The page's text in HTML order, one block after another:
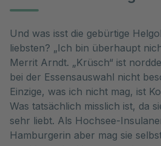
Und was isst die gebürtige
liebsten? „Ich bin überhaupt
Merrit Arndt. „Krüsch“ ist
bei der Essensauswahl nicht
Einzige, was ich nicht mag, ist
Was tatsächlich misslich ist, da
sehr liebt. Als Hochsee-
Hamburgerin aber mag sie